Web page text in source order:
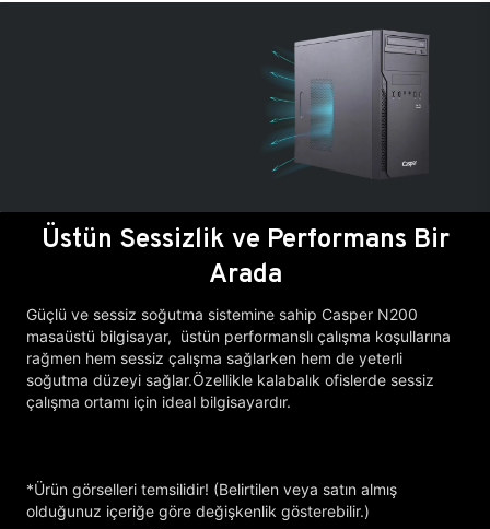
Üstün Sessizlik ve Performans Bir
Arada
Güçlü ve sessiz soğutma sistemine sahip Casper N200
masaüstü bilgisayar, üstün performanslı çalışma koşullarına
rağmen hem sessiz çalışma sağlarken hem de yeterli
soğutma düzeyi sağlar.Özellikle kalabalık ofislerde sessiz
çalışma ortamı için ideal bilgisayardır.
*Ürün görselleri temsilidir! (Belirtilen veya satın almış
olduğunuz içeriğe göre değişkenlik gösterebilir.)